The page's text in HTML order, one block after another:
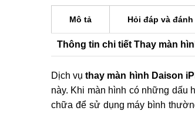
Mô tả Hỏi đáp và
Thông tin chi tiết Thay màn
Dịch vụthay màn hình Daison
này. Khi màn hình có những dấu
chữa để sử dụng máy bình